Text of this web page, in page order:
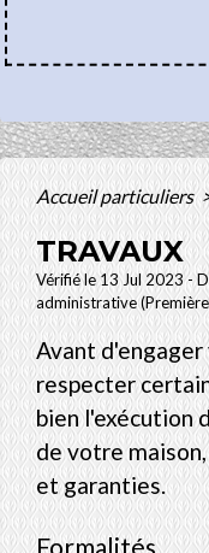
Accueil particuliers
TRAVAUX
Vérifié le 13 Jul 2023 -
administrative
Avant
respecter
bien l'exécution
de votre
et garanties.
Formalités